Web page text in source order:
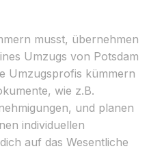
musst, übernehmen
Umzugs von Potsdam
Umzugsprofis kümmern
wie z.B.
und planen
individuellen
auf das Wesentliche